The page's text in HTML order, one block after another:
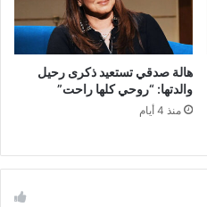
هالة صدقي تستعيد ذكرى رحيل
والدتها: “روحي كلها راحت”
منذ 4 أيام